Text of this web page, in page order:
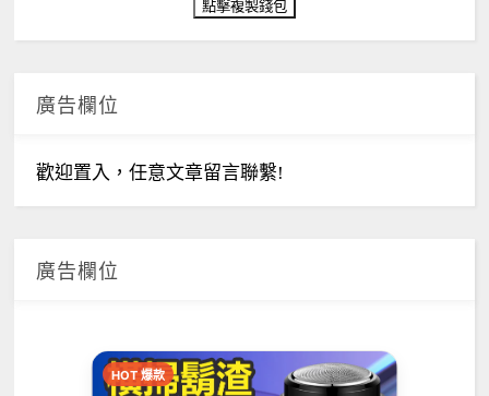
廣告欄位
歡迎置入，任意文章留言聯繫!
廣告欄位
HOT 爆款